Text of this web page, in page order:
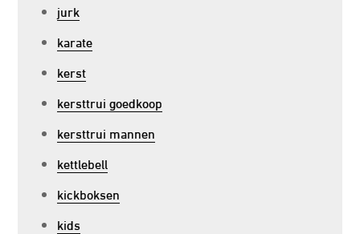
jurk
karate
kerst
kersttrui goedkoop
kersttrui mannen
kettlebell
kickboksen
kids